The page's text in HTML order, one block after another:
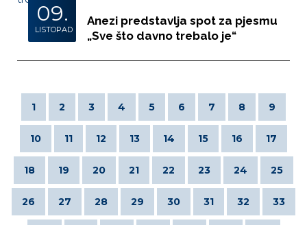
09.
LISTOPAD
Anezi predstavlja spot za pjesmu
„Sve što davno trebalo je“
1 2 3 4 5 6 7 8 9
10 11 12 13 14 15 16 17
18 19 20 21 22 23 24 25
26 27 28 29 30 31 32 33